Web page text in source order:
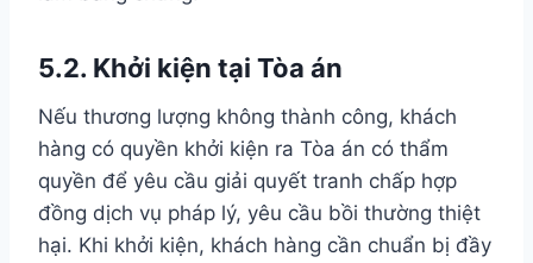
5.2. Khởi kiện tại Tòa án
Nếu thương lượng không thành công, khách
hàng có quyền khởi kiện ra Tòa án có thẩm
quyền để yêu cầu giải quyết tranh chấp hợp
đồng dịch vụ pháp lý, yêu cầu bồi thường thiệt
hại. Khi khởi kiện, khách hàng cần chuẩn bị đầy